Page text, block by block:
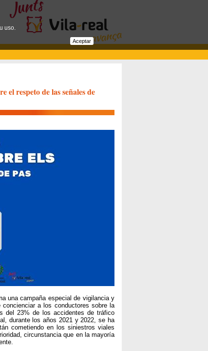
el respeto de las señales de
una campaña especial de vigilancia y
a los conductores sobre la
del 23% de los accidentes de tráfico
durante los años 2021 y 2022, se ha
cometiendo en los siniestros viales
circunstancia que en la mayoría
uso.
Aceptar